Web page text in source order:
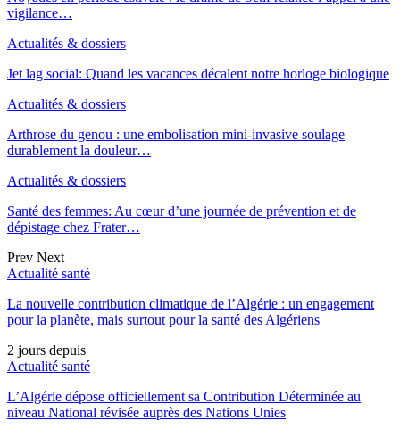
vigilance…
Actualités & dossiers
Jet lag social: Quand les vacances décalent notre horloge biologique
Actualités & dossiers
Arthrose du genou : une embolisation mini-invasive soulage
durablement la douleur…
Actualités & dossiers
Santé des femmes: Au cœur d’une journée de prévention et de
dépistage chez Frater…
Prev Next
Actualité santé
La nouvelle contribution climatique de l’Algérie : un engagement
pour la planète, mais surtout pour la santé des Algériens
2 jours depuis
Actualité santé
L’Algérie dépose officiellement sa Contribution Déterminée au
niveau National révisée auprès des Nations Unies